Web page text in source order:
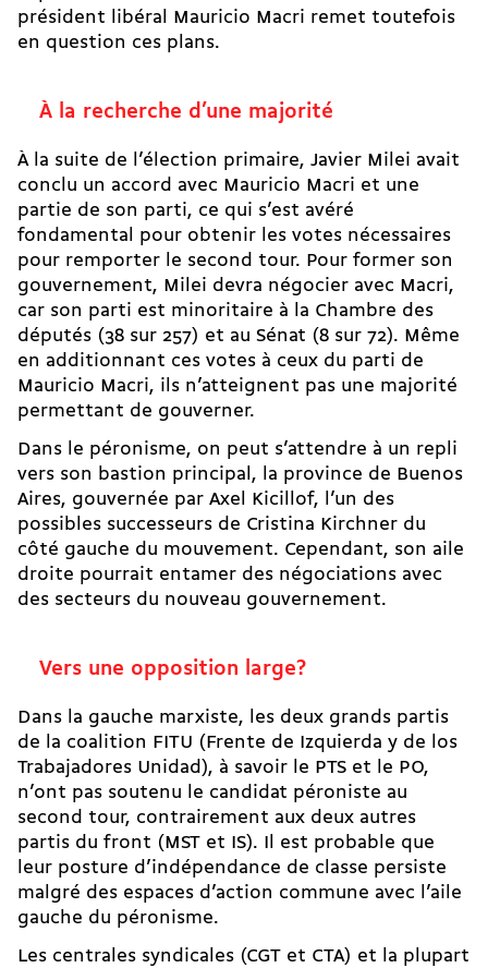
président libéral Mauricio Macri remet toutefois
en question ces plans.
À la recherche d’une majorité
À la suite de l’élection primaire, Javier Milei avait
conclu un accord avec Mauricio Macri et une
partie de son parti, ce qui s’est avéré
fondamental pour obtenir les votes nécessaires
pour remporter le second tour. Pour former son
gouvernement, Milei devra négocier avec Macri,
car son parti est minoritaire à la Chambre des
députés (38 sur 257) et au Sénat (8 sur 72). Même
en additionnant ces votes à ceux du parti de
Mauricio Macri, ils n’atteignent pas une majorité
permettant de gouverner.
Dans le péronisme, on peut s’attendre à un repli
vers son bastion principal, la province de Buenos
Aires, gouvernée par Axel Kicillof, l’un des
possibles successeurs de Cristina Kirchner du
côté gauche du mouvement. Cependant, son aile
droite pourrait entamer des négociations avec
des secteurs du nouveau gouvernement.
Vers une opposition large?
Dans la gauche marxiste, les deux grands partis
de la coalition FITU (Frente de Izquierda y de los
Trabajadores Unidad), à savoir le PTS et le PO,
n’ont pas soutenu le candidat péroniste au
second tour, contrairement aux deux autres
partis du front (MST et IS). Il est probable que
leur posture d’indépendance de classe persiste
malgré des espaces d’action commune avec l’aile
gauche du péronisme.
Les centrales syndicales (CGT et CTA) et la plupart